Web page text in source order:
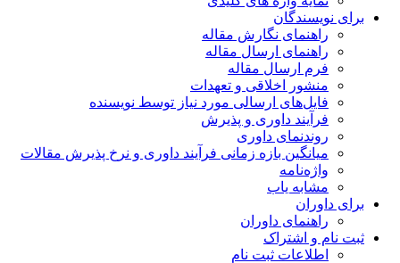
برای نویسندگان
راهنمای نگارش مقاله
راهنمای ارسال مقاله
فرم ارسال مقاله
منشور اخلاقی و تعهدات
فایل‌های ارسالی مورد نیاز توسط نویسنده
فرآیند داوری و پذیرش
روندنمای داوری
میانگین بازه زمانی فرآیند داوری و نرخ پذیرش مقالات
واژه‌نامه
مشابه یاب
برای داوران
راهنمای داوران
ثبت نام و اشتراک
اطلاعات ثبت نام